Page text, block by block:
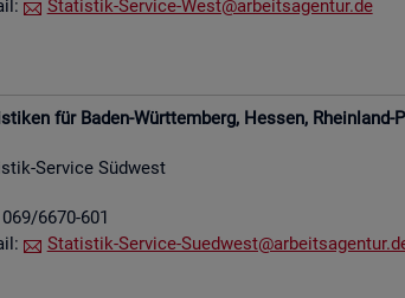
Sta­tis­tik-Ser­vice-West@​arb​eits​agen​tur.​de
für Baden-Würt­tem­berg, Hes­sen, Rhein­land-
Ser­vice Süd­west
6670-601
Sta­tis­tik-Ser­vice-